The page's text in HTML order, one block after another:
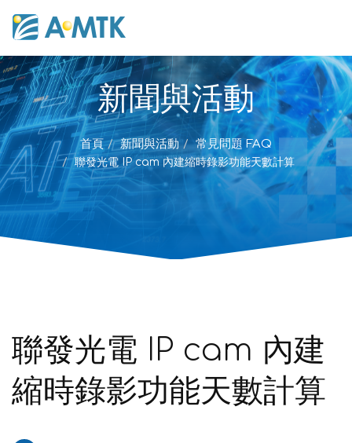
新聞與活動
首頁 新聞與活動 常見問題 FAQ
聯發光電 IP cam 內建縮時錄影功能天數計算
聯發光電 IP cam 內建
縮時錄影功能天數計算